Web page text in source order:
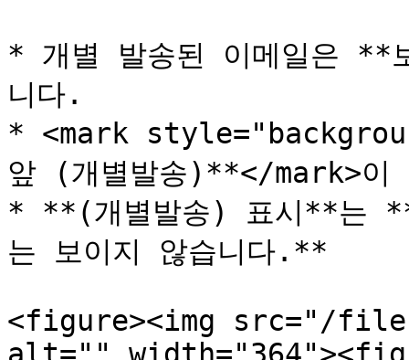
* 개별 발송된 이메일은 **
니다.
* <mark
앞 (개별발송)**</mark>이
* **(개별발송) 표시**는 **
는 보이지 않습니다.**
<figure><img src="/